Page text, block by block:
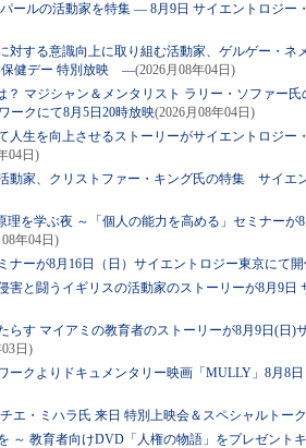
ールの活動家を特集 ― 8月9日 サイエントロジー
対する意識向上に取り組む活動家、ゲルゲー・
保健デー 特別放映 ―(2026月08年04日)
？ マジシャン＆メンタリスト ラリー・ソファー
クにて8月5日20時放映(2026月08年04日)
人生を向上させるストーリーがサイエントロジー
04日)
動家、クリストファー・キング氏の特集 サイエ
理を学ぶ夜 ～「個人の能力を高める」セミナーが
年04日)
ナーが8月16日（日）サイエントロジー東京にて
害と闘うイギリスの活動家のストーリーが8月9日
らす マイアミの教育者のストーリーが8月9日(日)
日)
ークよりドキュメンタリー映画「MULLY」8月8
エ・ミハラ氏 来日 特別上映会＆スペシャルトー
～ 教育者向けDVD「人権の物語」をプレゼント